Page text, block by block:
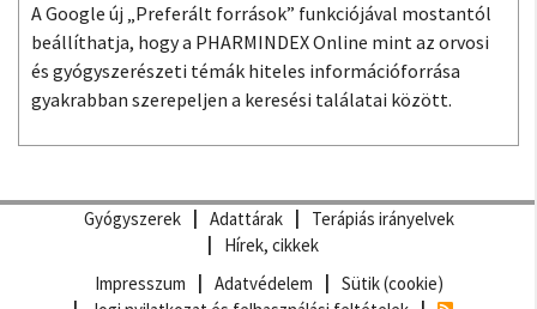
A Google új „Preferált források” funkciójával mostantól
beállíthatja, hogy a PHARMINDEX Online mint az orvosi
és gyógyszerészeti témák hiteles információforrása
gyakrabban szerepeljen a keresési találatai között.
Gyógyszerek Adattárak
Terápiás irányelvek
Hírek, cikkek
Impresszum
Adatvédelem
Sütik (cookie)